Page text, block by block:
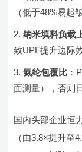
（低于48%易起
纳米填料负载
致UPF提升边际
氨纶包覆比 ：
面测量），否则
国内头部企业恒
（由3.8×提升至